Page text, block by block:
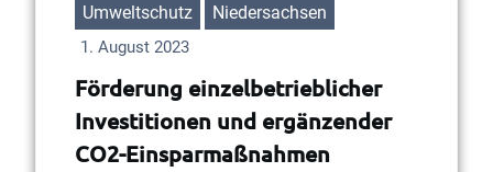
Umweltschutz Niedersachsen
1. August 2023
Förderung einzelbetrieblicher
Investitionen und ergänzender
CO2-Einsparmaßnahmen